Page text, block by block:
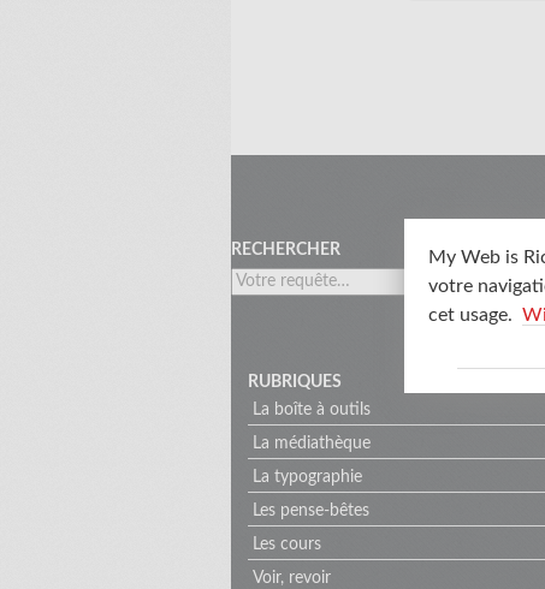
RECHERCHER
RUBRIQUES
La boîte à outils
La médiathèque
La typographie
Les pense-bêtes
Les cours
Voir, revoir
My Web is
votre
cet usage.